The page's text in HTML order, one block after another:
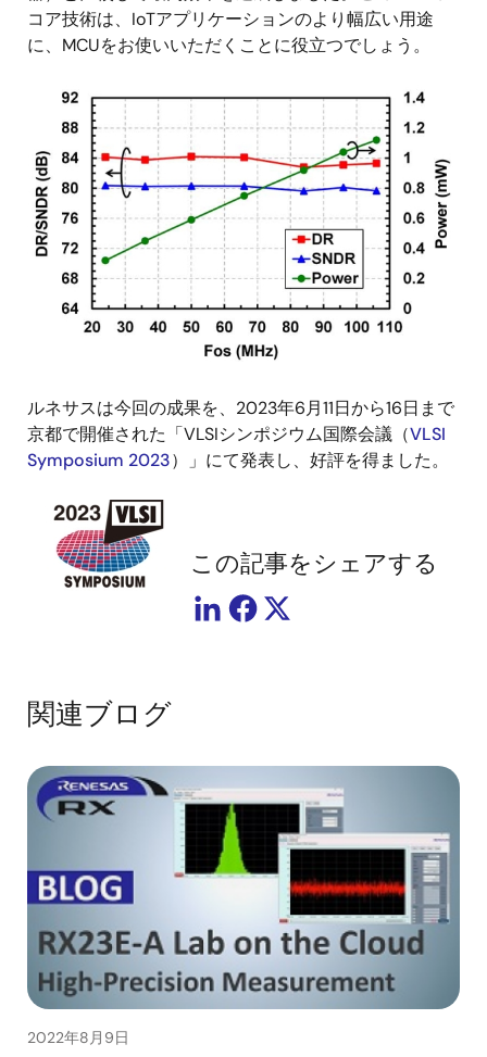
コア技術は、IoTアプリケーションのより幅広い用途
に、MCUをお使いいただくことに役立つでしょう。
ルネサスは今回の成果を、2023年6月11日から16日まで
京都で開催された「VLSIシンポジウム国際会議 （VLSI
Symposium 2023）」にて発表し、好評を得ました。
この記事をシェアする
関連ブログ
2022年8月9日